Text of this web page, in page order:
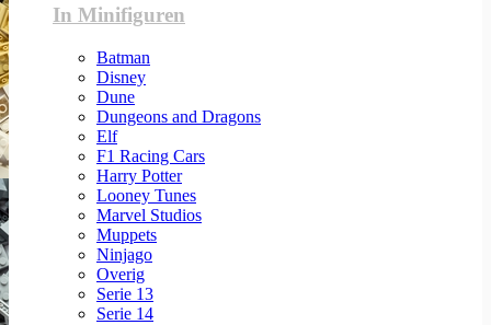
In Minifiguren
Batman
Disney
Dune
Dungeons and Dragons
Elf
F1 Racing Cars
Harry Potter
Looney Tunes
Marvel Studios
Muppets
Ninjago
Overig
Serie 13
Serie 14